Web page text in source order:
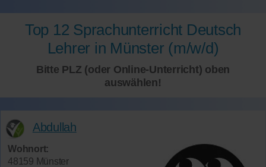
Top 12 Sprachunterricht Deutsch
Lehrer in Münster (m/w/d)
Bitte PLZ (oder Online-Unterricht) oben
auswählen!
Abdullah
Wohnort:
48159 Münster